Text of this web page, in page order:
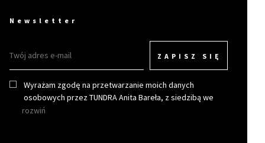
Newsletter
ZAPISZ SIĘ
Wyrażam zgodę na przetwarzanie moich danych
osobowych przez TUNDRA Anita Bareła, z siedzibą we
Wrocławiu w celu otrzymywania newslettera.
rozwiń